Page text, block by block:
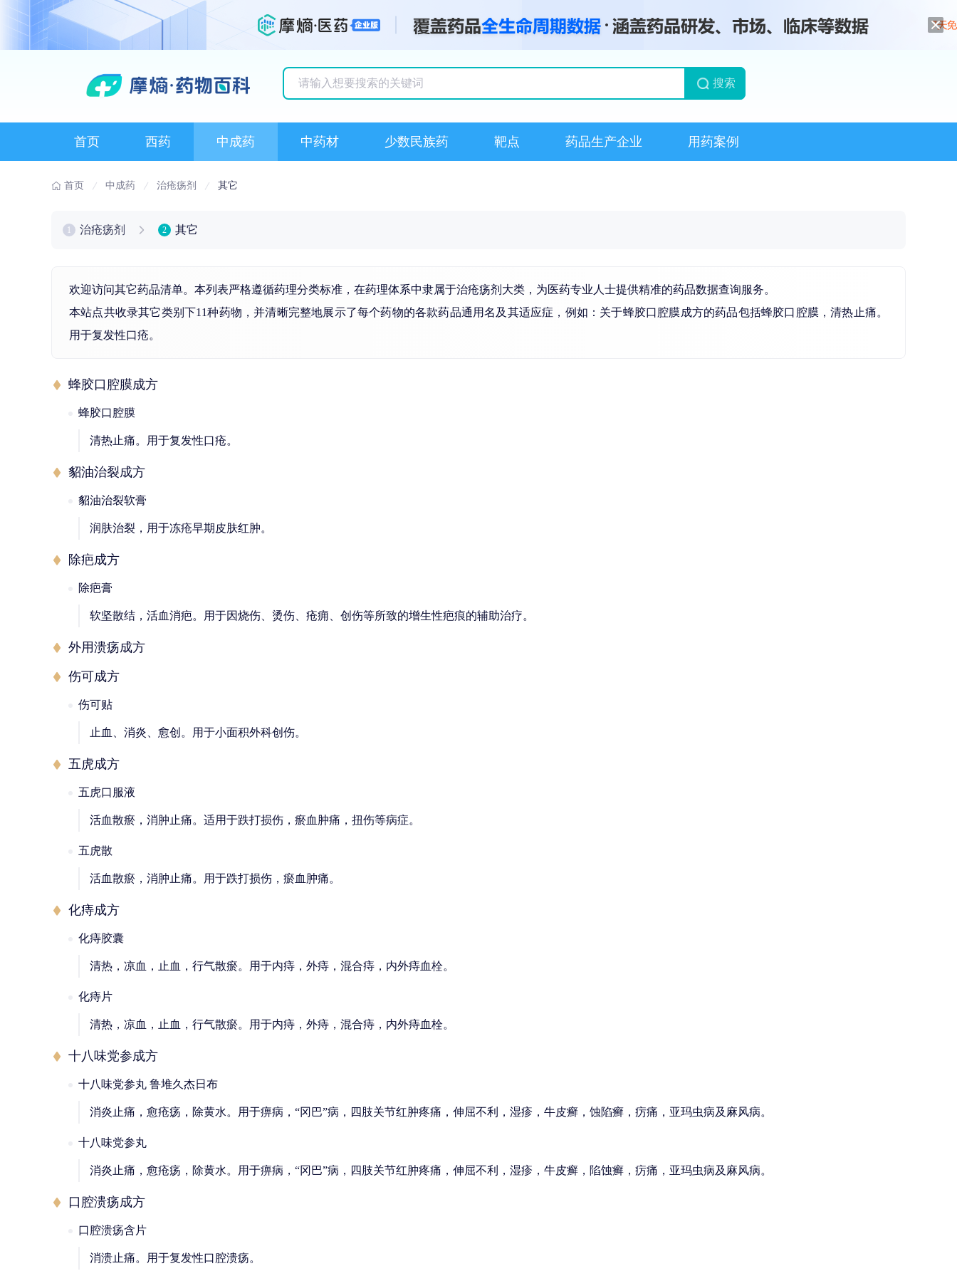
搜索
首页 西药 中成药 中药材 少数民族药 靶点 药品生产企业 用药案例
首页 中成药 治疮疡剂 其它
治疮疡剂 2 其它
欢迎访问其它药品清单。本列表严格遵循药理分类标准，在药理体系中隶属于治疮疡剂大类，为医药专业人士提供精准的药品数据查询服务。
本站点共收录其它类别下11种药物，并清晰完整地展示了每个药物的各款药品通用名及其适应症，例如：关于蜂胶口腔膜成方的药品包括蜂胶口腔膜，清热止痛。
用于复发性口疮。
蜂胶口腔膜成方
蜂胶口腔膜
清热止痛。用于复发性口疮。
貂油治裂成方
貂油治裂软膏
润肤治裂，用于冻疮早期皮肤红肿。
除疤成方
除疤膏
软坚散结，活血消疤。用于因烧伤、烫伤、疮痈、创伤等所致的增生性疤痕的辅助治疗。
外用溃疡成方
伤可成方
伤可贴
止血、消炎、愈创。用于小面积外科创伤。
五虎成方
五虎口服液
活血散瘀，消肿止痛。适用于跌打损伤，瘀血肿痛，扭伤等病症。
五虎散
活血散瘀，消肿止痛。用于跌打损伤，瘀血肿痛。
化痔成方
化痔胶囊
清热，凉血，止血，行气散瘀。用于内痔，外痔，混合痔，内外痔血栓。
化痔片
清热，凉血，止血，行气散瘀。用于内痔，外痔，混合痔，内外痔血栓。
十八味党参成方
十八味党参丸 鲁堆久杰日布
消炎止痛，愈疮疡，除黄水。用于痹病，“冈巴”病，四肢关节红肿疼痛，伸屈不利，湿疹，牛皮癣，蚀陷癣，疠痛，亚玛虫病及麻风病。
十八味党参丸
消炎止痛，愈疮疡，除黄水。用于痹病，“冈巴”病，四肢关节红肿疼痛，伸屈不利，湿疹，牛皮癣，陷蚀癣，疠痛，亚玛虫病及麻风病。
口腔溃疡成方
口腔溃疡含片
消溃止痛。用于复发性口腔溃疡。